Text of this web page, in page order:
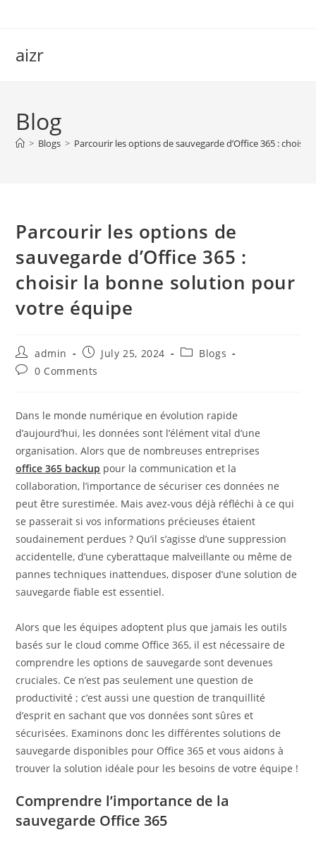
aizr
Blog
> Blogs > Parcourir les options de sauvegarde d’Office 365 :
Parcourir les options de
sauvegarde d’Office 365 :
choisir la bonne solution pour
votre équipe
Post
author:
admin
Post
published:
July 25, 2024
PostBlogs
Post0 Comments
Dans le monde numérique en évolution rapide
d’aujourd’hui, les données sont l’élément vital d’une
organisation. Alors que de nombreuses entreprises
office 365 backup pour la communication et la
collaboration, l’importance de sécuriser ces données ne
peut être surestimée. Mais avez-vous déjà réfléchi à ce qui
se passerait si vos informations précieuses étaient
soudainement perdues ? Qu’il s’agisse d’une suppression
accidentelle, d’une cyberattaque malveillante ou même de
pannes techniques inattendues, disposer d’une solution de
sauvegarde fiable est essentiel.
Alors que les équipes adoptent plus que jamais les outils
basés sur le cloud comme Office 365, il est nécessaire de
comprendre les options de sauvegarde sont devenues
cruciales. Ce n’est pas seulement une question de
productivité ; c’est aussi une question de tranquillité
d’esprit en sachant que vos données sont sûres et
sécurisées. Examinons donc les différentes solutions de
sauvegarde disponibles pour Office 365 et vous aidons à
trouver la solution idéale pour les besoins de votre équipe !
Comprendre l’importance de la
sauvegarde Office 365